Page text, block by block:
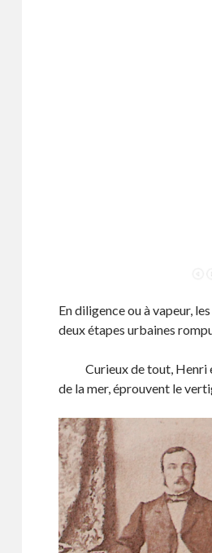
En diligence ou à vapeur,
deux étapes urbaines
Curieux de tout, Henri et
de la mer, éprouvent le